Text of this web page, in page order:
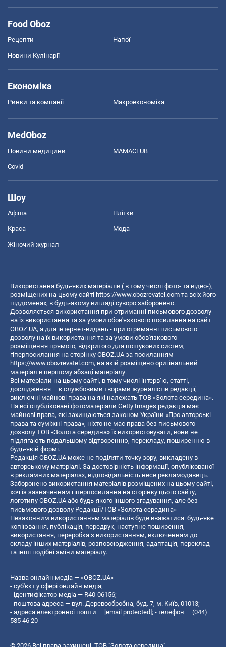
Food Oboz
Рецепти Напої
Новини Кулінарії
Економіка
Ринки та компанії Макроекономіка
MedOboz
Новини медицини MAMACLUB
Covid
Шоу
Афіша Плітки
Краса Мода
Жіночий журнал
Використання будь-яких матеріалів ( в тому числі фото- та відео-),
розміщених на цьому сайті https://www.obozrevatel.com та всіх його
піддоменах, в будь-якому вигляді суворо заборонено.
Дозволяється використання при отриманні письмового дозволу
на їх використання та за умови обов'язкового посилання на сайт
OBOZ.UA, а для інтернет-видань - при отриманні письмового
дозволу на їх використання та за умови обов'язкового
розміщення прямого, відкритого для пошукових систем,
гіперпосилання на сторінку OBOZ.UA за посиланням
https://www.obozrevatel.com, на якій розміщено оригінальний
матеріал в першому абзаці матеріалу.
Всі матеріали на цьому сайті, в тому числі інтерв’ю, статті,
дослідження – є службовими творами журналістів редакції,
виключні майнові права на які належать ТОВ «Золота середина».
На всі опубліковані фотоматеріали Getty Images редакція має
майнові права, які захищаються законом України «Про авторські
права та суміжні права», ніхто не має права без письмового
дозволу ТОВ «Золота середина» їх використовувати, вони не
підлягають подальшому відтворенню, перекладу, поширенню в
будь-якій формі.
Редакція OBOZ.UA може не поділяти точку зору, викладену в
авторському матеріалі. За достовірність інформації, опублікованої
в рекламних матеріалах, відповідальність несе рекламодавець.
Заборонено використання матеріалів розміщених на цьому сайті,
хоч із зазначенням гіперпосилання на сторінку цього сайту,
логотипу OBOZ.UA або будь-якого іншого згадування, але без
письмового дозволу Редакції/ТОВ «Золота середина»
Незаконним використанням матеріалів буде вважатися: будь-яке
копiювання, публiкацiя, передрук, наступне поширення,
використання, переробка з використанням, включенням до
складу інших матеріалів, розповсюдження, адаптація, переклад
та інші подібні зміни матеріалу.
Назва онлайн медіа — «OBOZ.UA»
- суб'єкт у сфері онлайн медіа;
- ідентифікатор медіа — R40-06156;
- поштова адреса — вул. Деревообробна, буд. 7, м. Київ, 01013;
- адреса електронної пошти — [email protected] ; - телефон — (044)
585 46 20